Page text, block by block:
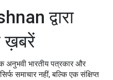
द्वारा
ख़बरें
अनुभवी भारतीय पत्रकार और
समाचार नहीं, बल्कि एक संक्षिप्त